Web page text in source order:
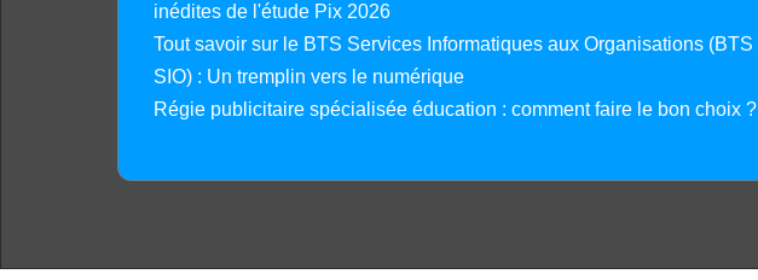
inédites de l'étude Pix 2026
Tout savoir sur le BTS Services Informatiques aux Organisations (BTS
SIO) : Un tremplin vers le numérique
Régie publicitaire spécialisée éducation : comment faire le bon choix ?